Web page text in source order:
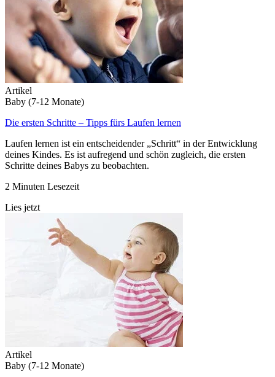
Artikel
Baby (7-12 Monate)
Die ersten Schritte – Tipps fürs Laufen lernen
Laufen lernen ist ein entscheidender „Schritt“ in der Entwicklung
deines Kindes. Es ist aufregend und schön zugleich, die ersten
Schritte deines Babys zu beobachten.
2 Minuten Lesezeit
Lies jetzt
Artikel
Baby (7-12 Monate)